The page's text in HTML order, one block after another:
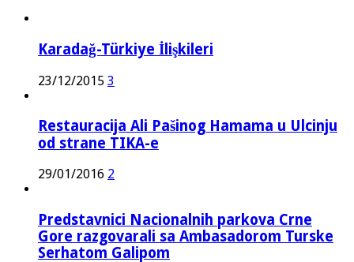
Karadağ-Türkiye İlişkileri
23/12/2015 3
Restauracija Ali Pašinog Hamama u Ulcinju
od strane TIKA-e
29/01/2016 2
Predstavnici Nacionalnih parkova Crne
Gore razgovarali sa Ambasadorom Turske
Serhatom Galipom